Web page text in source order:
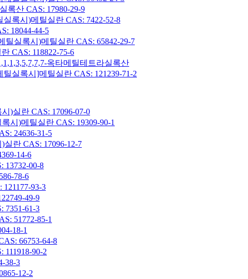
록산 CAS: 17980-29-9
록시)메틸실란 CAS: 7422-52-8
18044-44-5
실록시)메틸실란 CAS: 65842-29-7
CAS: 118822-75-6
옥타메틸테트라실록산
실록시]메틸실란 CAS: 121239-71-2
)실란 CAS: 17096-07-0
시)메틸실란 CAS: 19309-90-1
24636-31-5
란 CAS: 17096-12-7
14-6
13732-00-8
78-6
93-3
49-9
7351-61-3
51772-85-1
18-1
66753-64-8
90-2
38-3
12-2